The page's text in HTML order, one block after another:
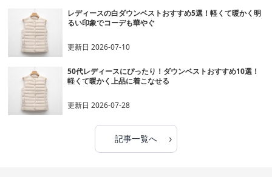
レディースの白ダウンベストおすすめ5選！軽くて暖かく明
るい印象でコーデも華やぐ
更新日2026-07-10
50代レディースにぴったり！ダウンベストおすすめ10選！
軽くて暖かく上品に着こなせる
更新日2026-07-28
記事一覧へ ›